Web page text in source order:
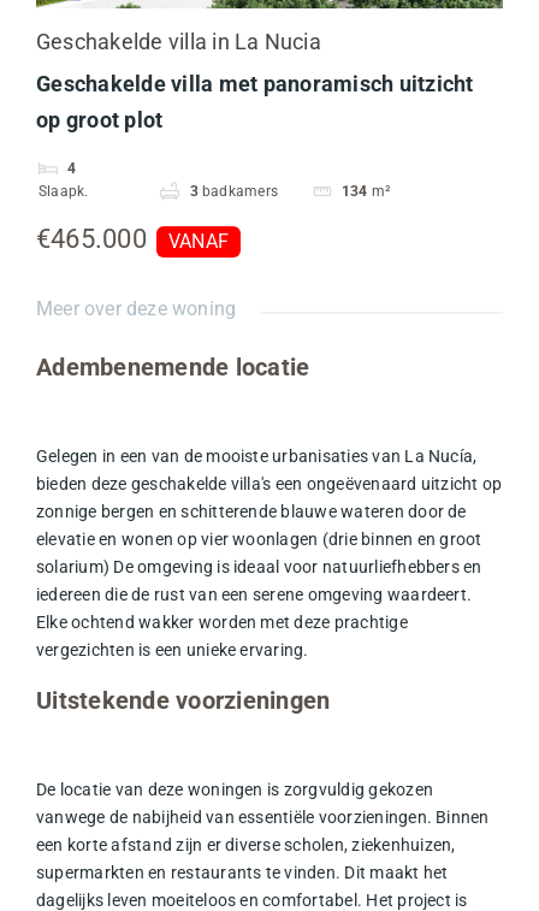
Geschakelde villa in La Nucia
Geschakelde villa met panoramisch uitzicht
op groot plot
4
Slaapk.
3 badkamers 134 m²
€465.000 VANAF
Meer over deze woning
Adembenemende locatie
Gelegen in een van de mooiste urbanisaties van La Nucía,
bieden deze geschakelde villa's een ongeëvenaard uitzicht op
zonnige bergen en schitterende blauwe wateren door de
elevatie en wonen op vier woonlagen (drie binnen en groot
solarium) De omgeving is ideaal voor natuurliefhebbers en
iedereen die de rust van een serene omgeving waardeert.
Elke ochtend wakker worden met deze prachtige
vergezichten is een unieke ervaring.
Uitstekende voorzieningen
De locatie van deze woningen is zorgvuldig gekozen
vanwege de nabijheid van essentiële voorzieningen. Binnen
een korte afstand zijn er diversescholen,ziekenhuizen,
supermarkten en restaurants te vinden. Dit maakt het
dagelijks leven moeiteloos en comfortabel. Het project is